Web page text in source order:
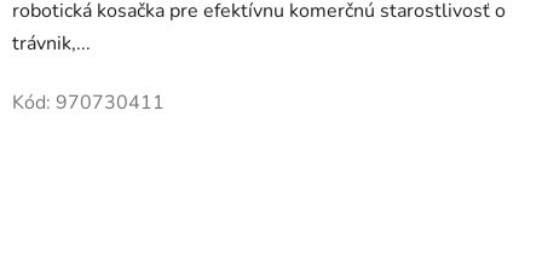
robotická kosačka pre efektívnu komerčnú starostlivosť o
trávnik,...
Kód: 970730411